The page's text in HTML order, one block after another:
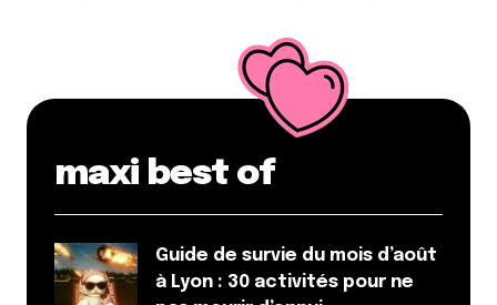
maxi best of
Guide de survie du mois d’août
à Lyon : 30 activités pour ne